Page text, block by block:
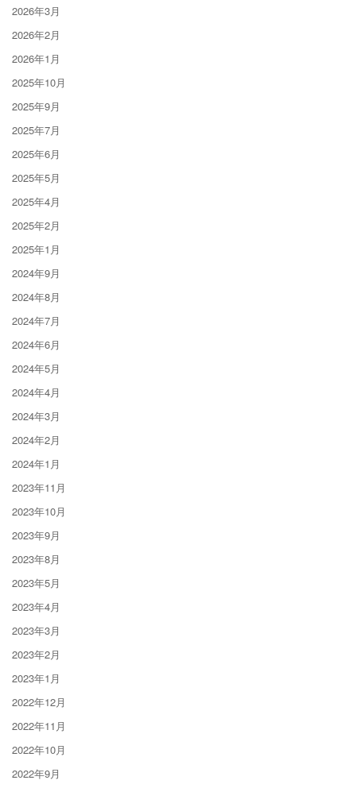
2026年3月
2026年2月
2026年1月
2025年10月
2025年9月
2025年7月
2025年6月
2025年5月
2025年4月
2025年2月
2025年1月
2024年9月
2024年8月
2024年7月
2024年6月
2024年5月
2024年4月
2024年3月
2024年2月
2024年1月
2023年11月
2023年10月
2023年9月
2023年8月
2023年5月
2023年4月
2023年3月
2023年2月
2023年1月
2022年12月
2022年11月
2022年10月
2022年9月